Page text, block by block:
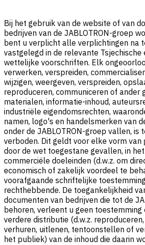
Bij het gebruik van de website of van
bedrijven van de JABLOTRON-groep
bent u verplicht alle verplichtingen na
vastgelegd in de relevante Tsjechische
wettelijke voorschriften. Elk
verwerken, verspreiden,
wijzigen, weergeven, verspreiden,
reproduceren, communiceren of ander
materialen, informatie-inhoud,
industriële eigendomsrechten,
namen, logo's en handelsmerken van
onder de JABLOTRON-groep vallen, is
verboden. Dit geldt voor elke vorm van
door de wet toegestane gevallen, in
commerciële doeleinden (d.w.z. om
economisch of zakelijk voordeel te
voorafgaande schriftelijke
rechthebbende. De toegankelijkheid
documenten van bedrijven die tot de
behoren, verleent u geen
verdere distributie (d.w.z.
verhuren, uitlenen, tentoonstellen of
het publiek) van de inhoud die daarin